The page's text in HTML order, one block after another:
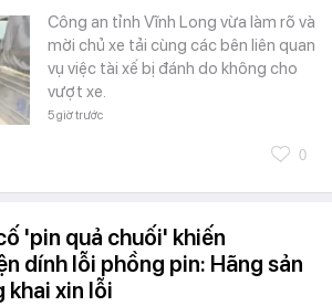
Công an tỉnh Vĩnh Long vừa làm rõ và
mời chủ xe tải cùng các bên liên quan
vụ việc tài xế bị đánh do không cho
vượt xe.
5 giờ trước
0
'pin quả chuối' khiến
dính lỗi phồng pin: Hãng sản
khai xin lỗi